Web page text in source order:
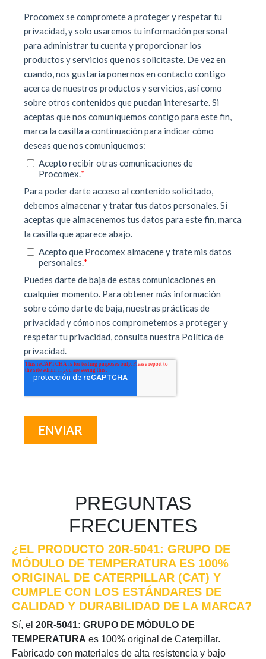
PREGUNTAS
FRECUENTES
¿EL PRODUCTO 20R-5041: GRUPO DE
MÓDULO DE TEMPERATURA ES 100%
ORIGINAL DE CATERPILLAR (CAT) Y
CUMPLE CON LOS ESTÁNDARES DE
CALIDAD Y DURABILIDAD DE LA MARCA?
Sí, el 20R-5041: GRUPO DE MÓDULO DE
TEMPERATURA es 100% original de Caterpillar.
Fabricado con materiales de alta resistencia y bajo